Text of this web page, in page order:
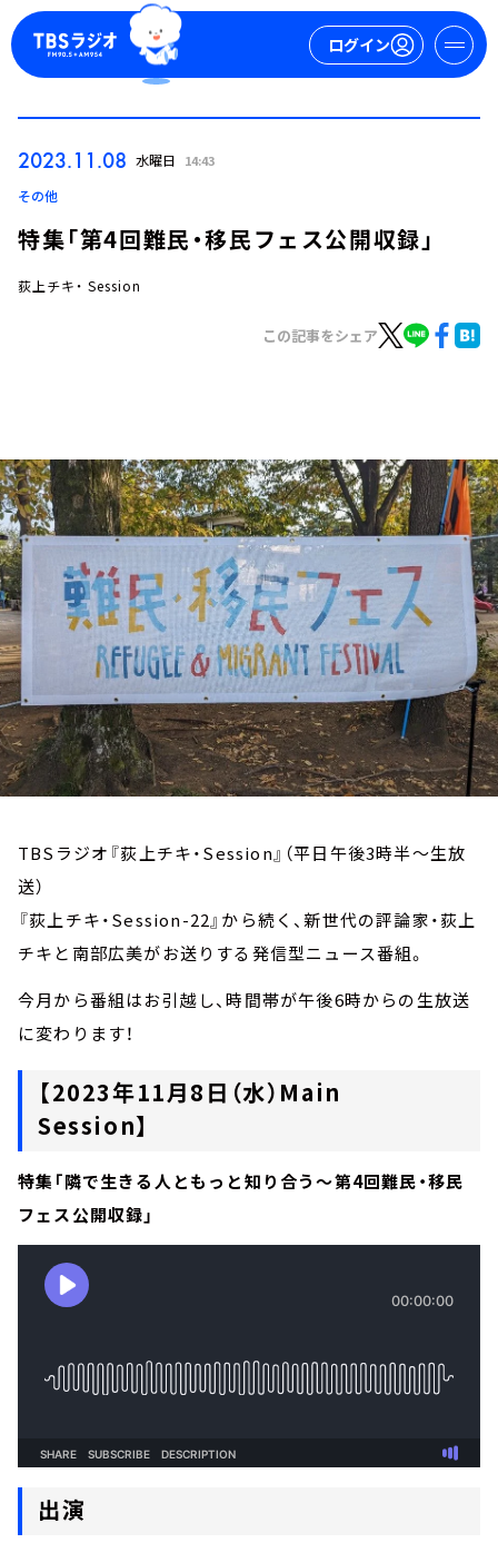
ログイン
トピックス
TBS Podcast
お知らせ
イベント・グッズ
YouTube
会社情報
2023.11.08 水曜日 14:43
その他
特集「第4回難民・移民フェス公開収録」
荻上チキ・ Session
この記事をシェア
TBSラジオ『荻上チキ・Session』（平日午後3時半～生放
送）
『荻上チキ・Session-22』から続く、新世代の評論家・荻上
チキと南部広美がお送りする発信型ニュース番組。
今月から番組はお引越し、時間帯が午後6時からの生放送
に変わります！
【2023年11月8日（水）Main
Session】
特集「隣で生きる人ともっと知り合う～第4回難民・移民
フェス公開収録」
出演